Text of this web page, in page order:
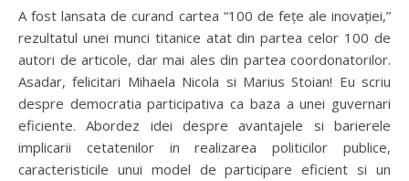
A fost lansata de curand cartea “100 de fețe ale inovației,”
rezultatul unei munci titanice atat din partea celor 100 de
autori de articole, dar mai ales din partea coordonatorilor.
Asadar, felicitari Mihaela Nicola si Marius Stoian! Eu scriu
despre democratia participativa ca baza a unei guvernari
eficiente. Abordez idei despre avantajele si barierele
implicarii cetatenilor in realizarea politicilor publice,
caracteristicile unui model de participare eficient si un